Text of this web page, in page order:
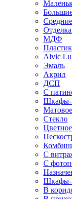
Средние
МДФ
Пластик
Alvic
Эмаль
Акрил
ДСП
С
Шкафы-
Стекло
С
С
Шкафы-
В